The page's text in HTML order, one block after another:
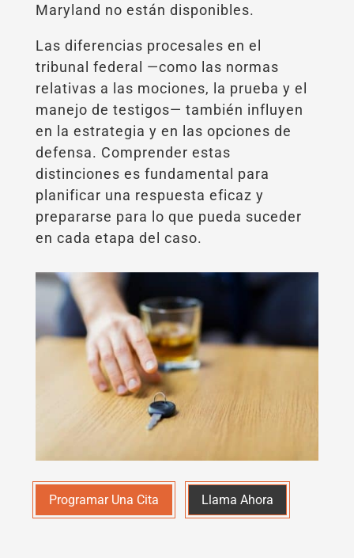
Maryland no están disponibles.
Las diferencias procesales en el
tribunal federal —como las normas
relativas a las mociones, la prueba y el
manejo de testigos— también influyen
en la estrategia y en las opciones de
defensa. Comprender estas
distinciones es fundamental para
planificar una respuesta eficaz y
prepararse para lo que pueda suceder
en cada etapa del caso.
Programar Una Cita Llama Ahora